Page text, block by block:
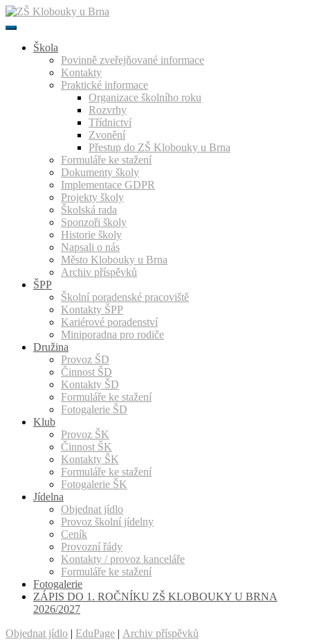
Přeskočit
k
Škola
Povinně zveřejňované informace
Kontakty
Praktické informace
Organizace školního roku
Rozvrhy
Třídnictví
Zvonění
Přestup do ZŠ Klobouky u Brna
Formuláře ke stažení
Dokumenty školy
Implementace GDPR
Projekty školy
Školská rada
Sponzoři školy
Historie školy
Napsali o nás
Město Klobouky u Brna
Archiv příspěvků
ŠPP
Školní poradenské pracoviště
Kontakty ŠPP
Kariérové poradenství
Miniporadna pro rodiče
Družina
Provoz ŠD
Činnost ŠD
Kontakty ŠD
Formuláře ke stažení
Fotogalerie ŠD
Klub
Provoz ŠK
Činnost ŠK
Kontakty ŠK
Formuláře ke stažení
Fotogalerie ŠK
Jídelna
Objednat jídlo
Provoz školní jídelny
Ceník
Provozní řády
Kontakty / provoz kanceláře
Formuláře ke stažení
Fotogalerie
ZÁPIS DO 1. ROČNÍKU ZŠ KLOBOUKY U BRNA
2026/2027
Objednat jídlo | EduPage | Archiv příspěvků